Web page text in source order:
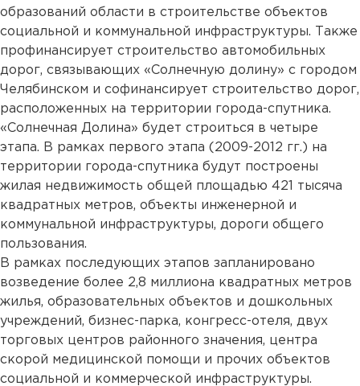
образований области в строительстве объектов
социальной и коммунальной инфраструктуры. Также
профинансирует строительство автомобильных
дорог, связывающих «Солнечную долину» с городом
Челябинском и софинансирует строительство дорог,
расположенных на территории города-спутника.
«Солнечная Долина» будет строиться в четыре
этапа. В рамках первого этапа (2009-2012 гг.) на
территории города-спутника будут построены
жилая недвижимость общей площадью 421 тысяча
квадратных метров, объекты инженерной и
коммунальной инфраструктуры, дороги общего
пользования.
В рамках последующих этапов запланировано
возведение более 2,8 миллиона квадратных метров
жилья, образовательных объектов и дошкольных
учреждений, бизнес-парка, конгресс-отеля, двух
торговых центров районного значения, центра
скорой медицинской помощи и прочих объектов
социальной и коммерческой инфраструктуры.